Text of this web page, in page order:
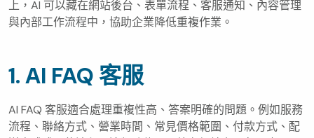
上，AI 可以藏在網站後台、表單流程、客服通知、內容管理
與內部工作流程中，協助企業降低重複作業。
1. AI FAQ 客服
AI FAQ 客服適合處理重複性高、答案明確的問題。例如服務
流程、聯絡方式、營業時間、常見價格範圍、付款方式、配